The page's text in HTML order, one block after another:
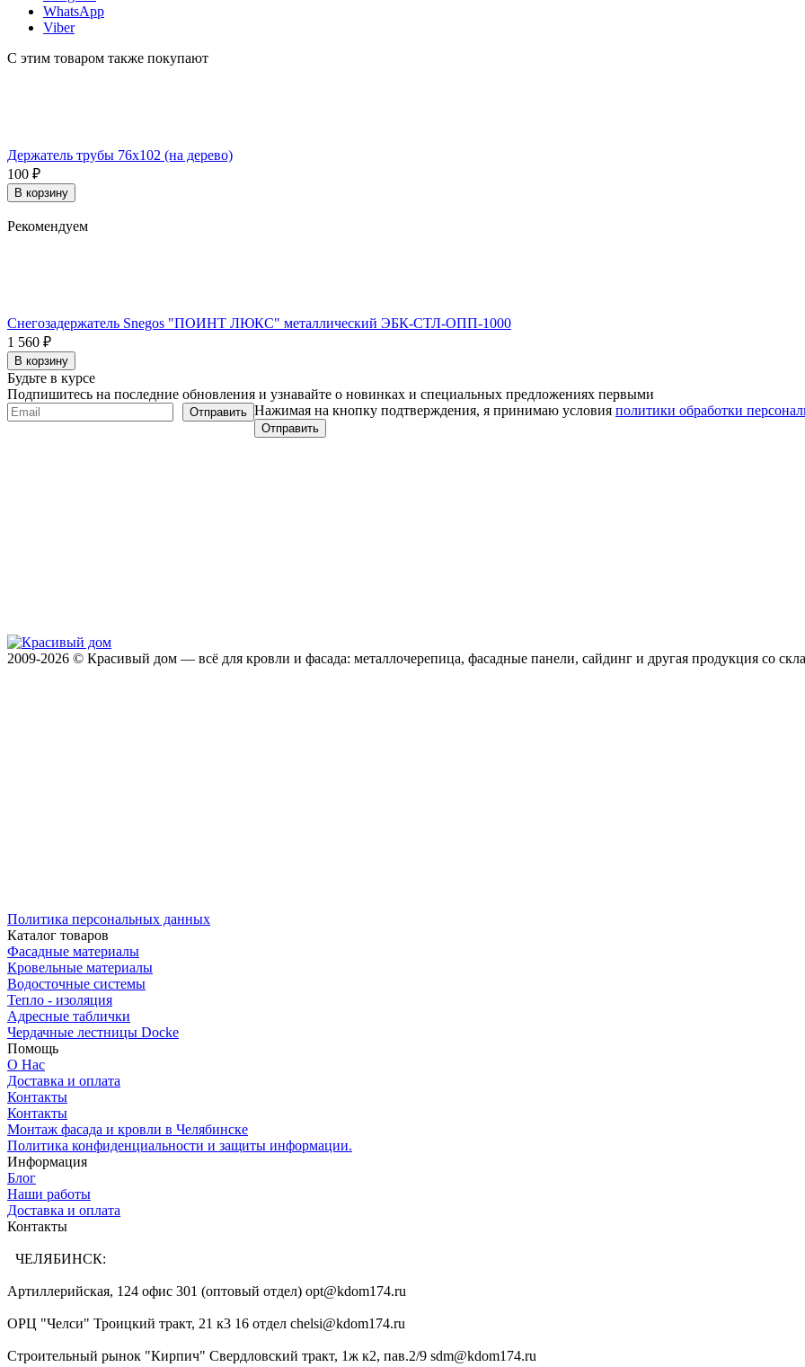
WhatsApp
Viber
С этим товаром также покупают
Держатель трубы 76х102 (на дерево)
100 ₽
В корзину
Рекомендуем
Снегозадержатель Snegos "ПОИНТ ЛЮКС" металлический ЭБК-СТЛ-ОПП-1000
1 560 ₽
В корзину
Будьте в курсе
Подпишитесь на последние обновления и узнавайте о новинках и специальных предложениях первыми
Нажимая на кнопку подтверждения, я принимаю условия политики обработки
2009-2026 © Красивый дом — всё для кровли и фасада: металлочерепица, фасадные панели, сайдинг и другая продукция со
Политика персональных данных
Каталог товаров
Фасадные материалы
Кровельные материалы
Водосточные системы
Тепло - изоляция
Адресные таблички
Чердачные лестницы Docke
Помощь
О Нас
Доставка и оплата
Контакты
Контакты
Монтаж фасада и кровли в Челябинске
Политика конфиденциальности и защиты информации.
Информация
Блог
Наши работы
Доставка и оплата
Контакты
ЧЕЛЯБИНСК:
Артиллерийская, 124 офис 301 (оптовый отдел) opt@kdom174.ru
ОРЦ "Челси" Троицкий тракт, 21 к3 16 отдел chelsi@kdom174.ru
Строительный рынок "Кирпич" Свердловский тракт, 1ж к2, пав.2/9 sdm@kdom174.ru